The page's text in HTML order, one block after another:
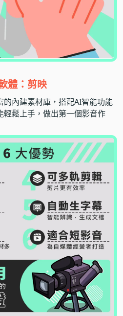
體：剪映
的內建素材庫，搭配AI智能功能
鬆上手，做出第一個影音作